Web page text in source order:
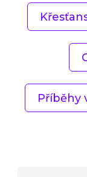
Příběhy